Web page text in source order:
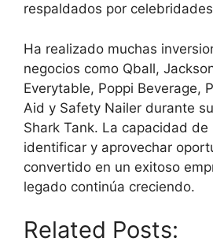
respaldados por
Ha realizado muchas
negocios como Qball,
Everytable, Poppi Beverage,
Aid y Safety Nailer durante
Shark Tank. La capacidad de
identificar y aprovechar
convertido en un exitoso
legado continúa creciendo.
Related Posts: